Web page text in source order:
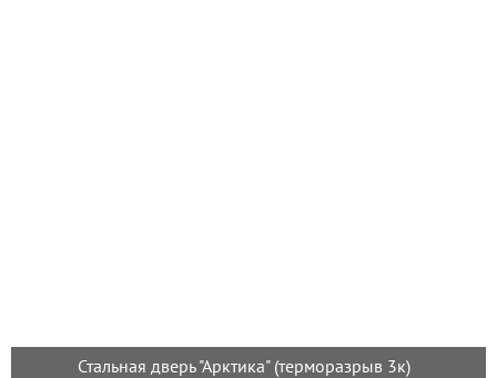
Стальная дверь "Арктика" (терморазрыв 3к)